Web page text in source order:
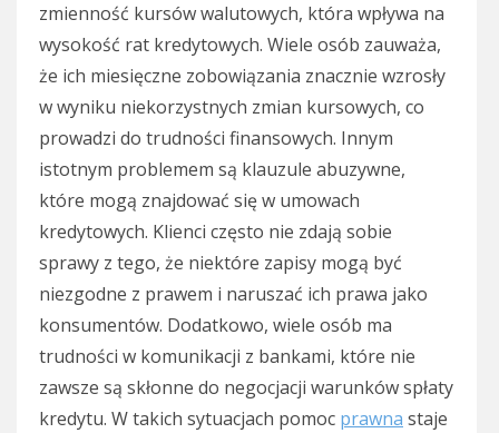
zmienność kursów walutowych, która wpływa na
wysokość rat kredytowych. Wiele osób zauważa,
że ich miesięczne zobowiązania znacznie wzrosły
w wyniku niekorzystnych zmian kursowych, co
prowadzi do trudności finansowych. Innym
istotnym problemem są klauzule abuzywne,
które mogą znajdować się w umowach
kredytowych. Klienci często nie zdają sobie
sprawy z tego, że niektóre zapisy mogą być
niezgodne z prawem i naruszać ich prawa jako
konsumentów. Dodatkowo, wiele osób ma
trudności w komunikacji z bankami, które nie
zawsze są skłonne do negocjacji warunków spłaty
kredytu. W takich sytuacjach pomoc prawna staje